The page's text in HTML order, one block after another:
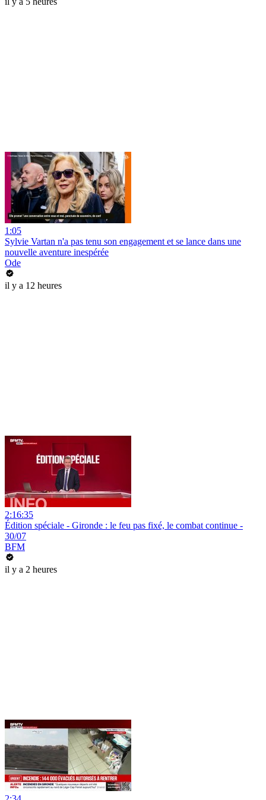
1:05
Sylvie Vartan n'a pas tenu son engagement et se lance dans une
nouvelle aventure inespérée
Ode
il y a 12 heures
2:16:35
Édition spéciale - Gironde : le feu pas fixé, le combat continue -
30/07
BFM
il y a 2 heures